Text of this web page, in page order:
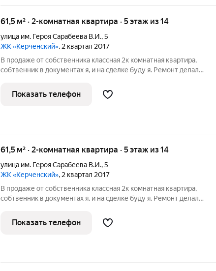
61,5 м² · 2-комнатная квартира · 5 этаж из 14
улица им. Героя Сарабеева В.И.,5
ЖК «Керченский», 2 квартал 2017
В продаже от собственника классная 2к комнатная квартира,
собтвенник в документах я, и на сделке буду я. Ремонт делал
сами убедиться. Рядом Тц, кафе, пекарни, аптеки. Показ в любое
время,
Показать телефон
61,5 м² · 2-комнатная квартира · 5 этаж из 14
улица им. Героя Сарабеева В.И.,5
ЖК «Керченский», 2 квартал 2017
В продаже от собственника классная 2к комнатная квартира,
собтвенник в документах я, и на сделке буду я. Ремонт делал
сами убедиться. Рядом Тц, кафе, пекарни, аптеки. Показ в любое
время,
Показать телефон